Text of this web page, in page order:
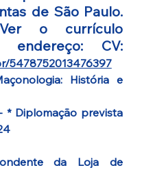
de São Paulo.
o currículo
5478752013476397
História e
* Diplomação prevista
da Loja de